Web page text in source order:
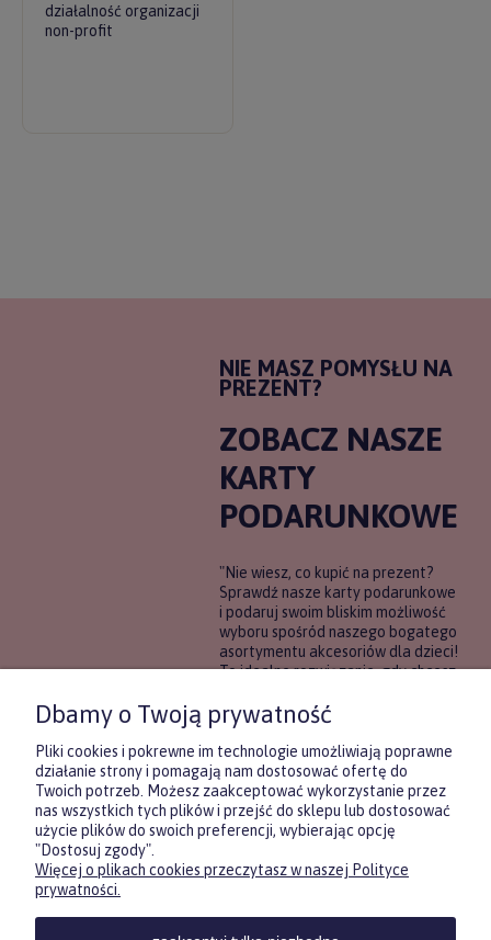
działalność organizacji
non-profit
NIE MASZ POMYSŁU NA
PREZENT?
ZOBACZ NASZE
KARTY
PODARUNKOWE
"Nie wiesz, co kupić na prezent?
Sprawdź nasze karty podarunkowe
i podaruj swoim bliskim możliwość
wyboru spośród naszego bogatego
asortymentu akcesoriów dla dzieci!
To idealne rozwiązanie, gdy chcesz
pewności, co będzie najbardziej
trafione.
DOWIEDZ SIĘ WIĘCEJ
Zasubskrybuj nasz newsletter
i otrzymaj5% rabatu na pierwszyzakup.
Dbamy o Twoją prywatność
Pliki cookies i pokrewne im technologie umożliwiają poprawne
działanie strony i pomagają nam dostosować ofertę do
Twoich potrzeb. Możesz zaakceptować wykorzystanie przez
nas wszystkich tych plików i przejść do sklepu lub dostosować
użycie plików do swoich preferencji, wybierając opcję
"Dostosuj zgody".
Więcej o plikach cookies przeczytasz w naszej Polityce
prywatności.